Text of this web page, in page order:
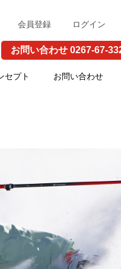
会員登録 ログイン
お問い合わせ 0267-67-
セプト お問い合わせ